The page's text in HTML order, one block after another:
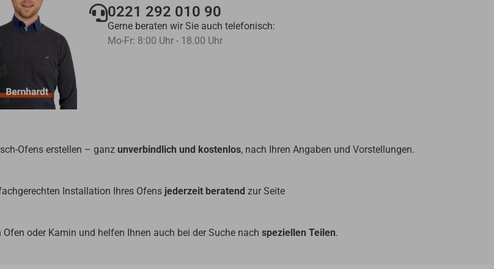
0221 292 010 90
Gerne beraten wir Sie auch telefonisch:
Mo-Fr: 8:00 Uhr - 18.00 Uhr
Ofens erstellen – ganz unverbindlich und kostenlos, nach Ihren Angaben und Vorstellungen.
Installation Ihres Ofens jederzeit beratend zur Seite
oder Kamin und helfen Ihnen auch bei der Suche nach speziellen Teilen.